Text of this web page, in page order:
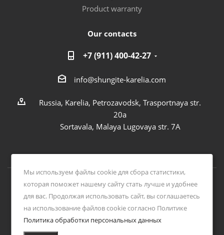
Product warranty
Our contacts
+7 (911) 400-42-27
info@shungite-karelia.com
Russia, Karelia, Petrozavodsk, Trasportnaya str.
20a
Sortavala, Malaya Lugovaya str. 7А
2026 © Online shop Shungite Center
Мы используем файлы cookie для сбора статистики,
которая поможет нашему сайту стать лучше и удобнее
для вас. Продолжая использовать сайт, вы соглашаетесь
на использование файлов cookie согласно Политике
Политика обработки персональных данных